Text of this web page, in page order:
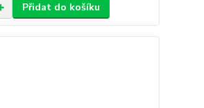
Přidat do košíku